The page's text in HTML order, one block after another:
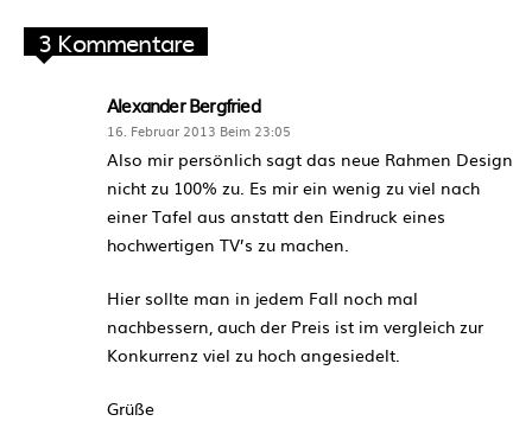
3 Kommentare
Alexander Bergfried
16. Februar 2013 Beim 23:05
Also mir persönlich sagt das neue Rahmen Design
nicht zu 100% zu. Es mir ein wenig zu viel nach
einer Tafel aus anstatt den Eindruck eines
hochwertigen TV’s zu machen.
Hier sollte man in jedem Fall noch mal
nachbessern, auch der Preis ist im vergleich zur
Konkurrenz viel zu hoch angesiedelt.
Grüße